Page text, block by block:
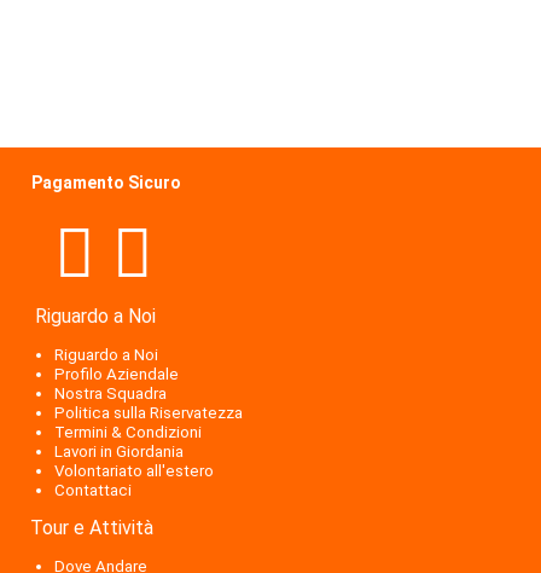
Pagamento Sicuro
Riguardo a Noi
Riguardo a Noi
Profilo Aziendale
Nostra Squadra
Politica sulla Riservatezza
Termini & Condizioni
Lavori in Giordania
Volontariato all'estero
Contattaci
Tour e Attività
Dove Andare